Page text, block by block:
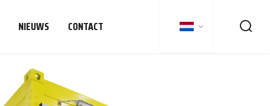
NIEUWS CONTACT